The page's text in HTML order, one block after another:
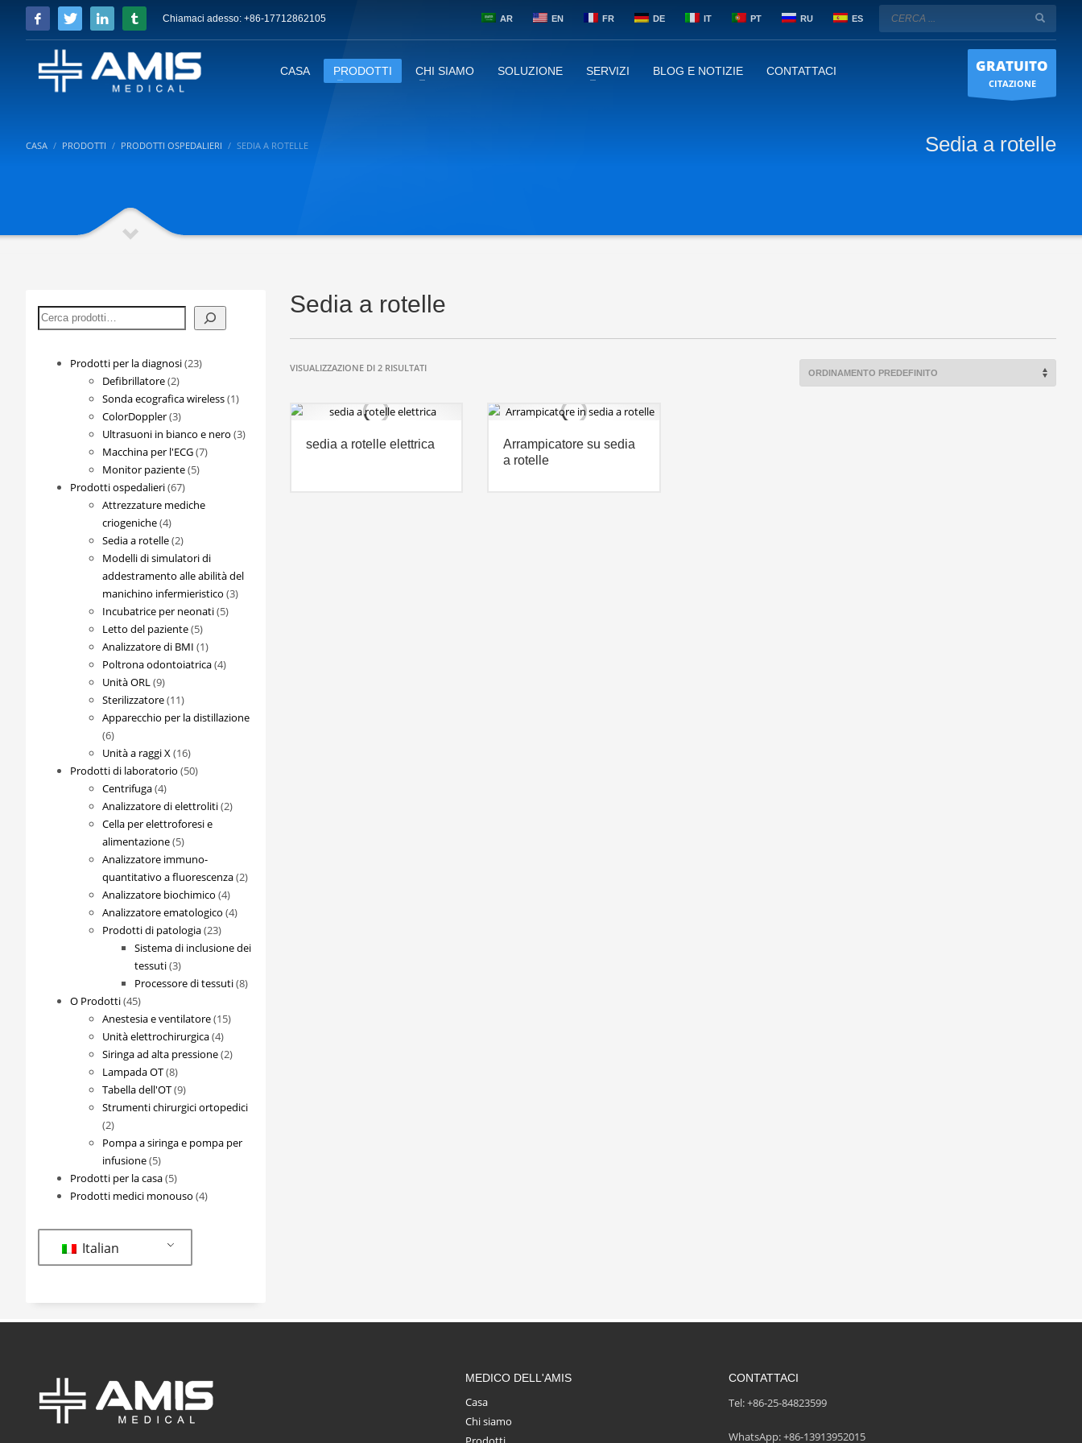
Chiamaci adesso: +86-17712862105 AR EN FR DE IT PT RU ES
CASA PRODOTTI CHI SIAMO SOLUZIONE SERVIZI BLOG E NOTIZIE CONTATTACI GRATUITO
CITAZIONE
CASA PRODOTTI PRODOTTI OSPEDALIERI SEDIA A ROTELLE Sedia a rotelle
Sedia a rotelle
VISUALIZZAZIONE DI 2 RISULTATI
sedia a rotelle elettrica
Arrampicatore su sedia
a rotelle
Cerca
Prodotti per la diagnosi 2323
Defibrillatore 22
prodotti
Sonda ecografica wireless 11
ColorDoppler 33
prodotti
Ultrasuoni in bianco e nero 33
Macchina per l'ECG 77
Monitor paziente 55
Prodotti ospedalieri 6767
prodotti
Attrezzature mediche
criogeniche 44
prodotti
Sedia a rotelle 22
prodotti
Modelli di simulatori di
addestramento alle abilità del
manichino infermieristico 33
Incubatrice per neonati 55
Letto del paziente 55
prodotti
Analizzatore di BMI 11
prodotto
Poltrona odontoiatrica 44
Unità ORL 99
prodotti
Sterilizzatore 1111
prodotti
Apparecchio per la distillazione
66
prodotti
Unità a raggi X 1616
prodotti
Prodotti di laboratorio 5050
Centrifuga 44
prodotti
Analizzatore di elettroliti 22
Cella per elettroforesi e
alimentazione 55
prodotti
Analizzatore immuno-
quantitativo a fluorescenza 22
Analizzatore biochimico 44
prodotti
Analizzatore ematologico 44
Prodotti di patologia 2323
prodotti
Sistema di inclusione dei
tessuti 33
prodotti
Processore di tessuti 88
O Prodotti 4545
prodotti
Anestesia e ventilatore 1515
Unità elettrochirurgica 44
prodotti
Siringa ad alta pressione 22
Lampada OT 88
prodotti
Tabella dell'OT 99
prodotti
Strumenti chirurgici ortopedici
22
prodotti
Pompa a siringa e pompa per
infusione 55
prodotti
Prodotti per la casa 55
prodotti
Prodotti medici monouso 44
Italian
MEDICO DELL'AMIS
Casa
Chi siamo
CONTATTACI
Tel: +86-25-84823599
WhatsApp: +86-13913952015